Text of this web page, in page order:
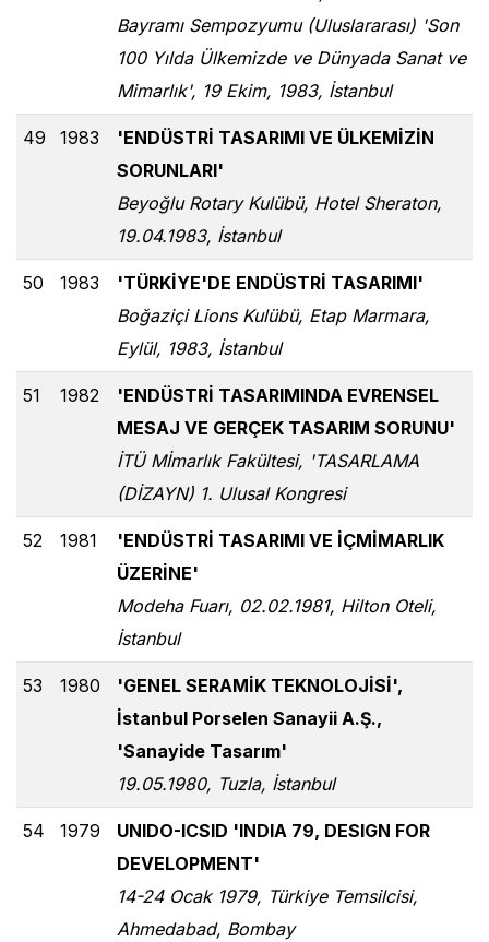
Bayramı Sempozyumu (Uluslararası) 'Son
100 Yılda Ülkemizde ve Dünyada Sanat ve
Mimarlık', 19 Ekim, 1983, İstanbul
49 1983
'ENDÜSTRİ TASARIMI VE ÜLKEMİZİN
SORUNLARI'
Beyoğlu Rotary Kulübü, Hotel Sheraton,
19.04.1983, İstanbul
50 1983
'TÜRKİYE'DE ENDÜSTRİ TASARIMI'
Boğaziçi Lions Kulübü, Etap Marmara,
Eylül, 1983, İstanbul
51 1982
'ENDÜSTRİ TASARIMINDA EVRENSEL
MESAJ VE GERÇEK TASARIM SORUNU'
İTÜ Mİmarlık Fakültesi, 'TASARLAMA
(DİZAYN) 1. Ulusal Kongresi
52 1981
'ENDÜSTRİ TASARIMI VE İÇMİMARLIK
ÜZERİNE'
Modeha Fuarı, 02.02.1981, Hilton Oteli,
İstanbul
53 1980
'GENEL SERAMİK TEKNOLOJİSİ',
İstanbul Porselen Sanayii A.Ş.,
'Sanayide Tasarım'
19.05.1980, Tuzla, İstanbul
54 1979
UNIDO-ICSID 'INDIA 79, DESIGN FOR
DEVELOPMENT'
14-24 Ocak 1979, Türkiye Temsilcisi,
Ahmedabad, Bombay